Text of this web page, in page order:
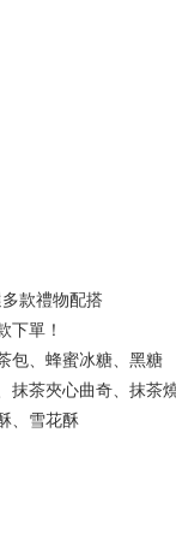
款禮物配搭
下單！
包、蜂蜜冰糖、黑糖
抹茶夾心曲奇、抹茶
、雪花酥